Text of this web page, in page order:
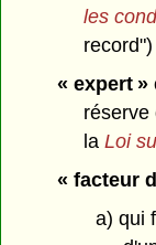
les
record")
« expert »
réserve
laLoi
« facteur
a) qui